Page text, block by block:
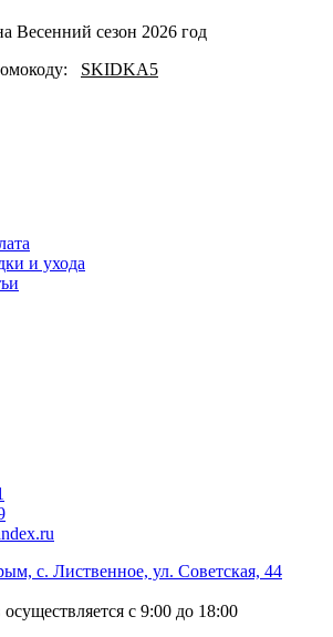
Весенний сезон 2026 год
SKIDKA5
и ухода
с. Лиственное, ул. Советская, 44
с 9:00 до 18:00